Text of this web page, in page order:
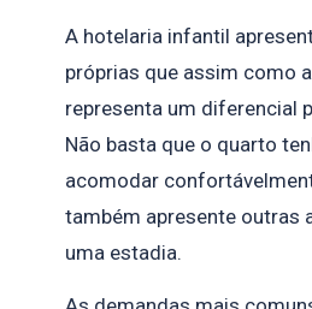
A hotelaria infantil
próprias que assim como
representa um diferencial
Não basta que o quarto
acomodar
também apresente outras
uma estadia.